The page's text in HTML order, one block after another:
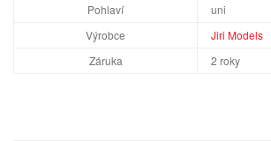
Pohlaví
uni
Výrobce
Jiri Models
Záruka
2 roky